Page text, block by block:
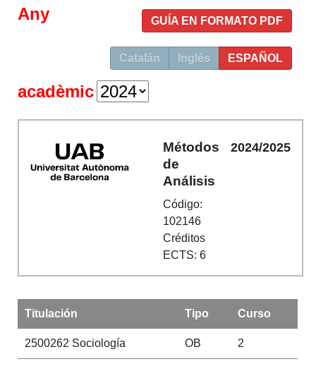
GUÍA EN FORMATO PDF
Catalán Inglés ESPAÑOL
Any
acadèmic
Métodos
de
Análisis
Código:
102146
Créditos
ECTS: 6
2024/2025
Titulación Tipo Curso
2500262 Sociología OB 2